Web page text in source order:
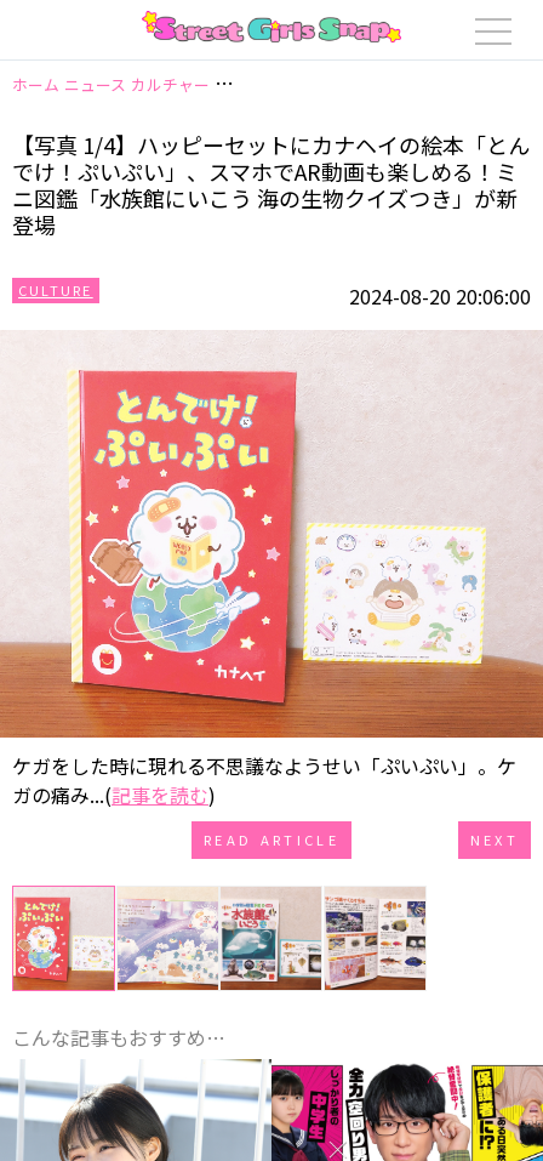
ホーム ニュース カルチャー 【写真 1/4】ハッピーセットにカナヘイの絵
【写真 1/4】ハッピーセットにカナヘイの絵本「とん
でけ！ぷいぷい」、スマホでAR動画も楽しめる！ミ
ニ図鑑「水族館にいこう 海の生物クイズつき」が新
登場
CULTURE 2024-08-20 20:06:00
ケガをした時に現れる不思議なようせい「ぷいぷい」。ケ
ガの痛み...(記事を読む)
READ ARTICLE NEXT
こんな記事もおすすめ…